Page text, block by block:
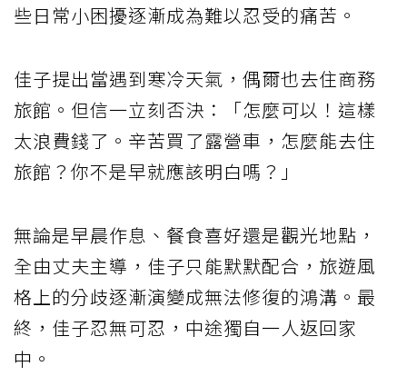
些日常小困擾逐漸成為難以忍受的痛苦。
佳子提出當遇到寒冷天氣，偶爾也去住商務
旅館。但信一立刻否決：「怎麼可以！這樣
太浪費錢了。辛苦買了露營車，怎麼能去住
旅館？你不是早就應該明白嗎？」
無論是早晨作息、餐食喜好還是觀光地點，
全由丈夫主導，佳子只能默默配合，旅遊風
格上的分歧逐漸演變成無法修復的鴻溝。最
終，佳子忍無可忍，中途獨自一人返回家
中。